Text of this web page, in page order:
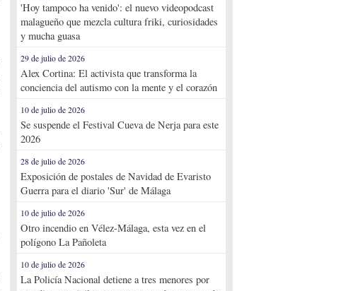
'Hoy tampoco ha venido': el nuevo videopodcast
malagueño que mezcla cultura friki, curiosidades
y mucha guasa
29 de julio de 2026
Alex Cortina: El activista que transforma la
conciencia del autismo con la mente y el corazón
10 de julio de 2026
Se suspende el Festival Cueva de Nerja para este
2026
28 de julio de 2026
Exposición de postales de Navidad de Evaristo
Guerra para el diario 'Sur' de Málaga
10 de julio de 2026
Otro incendio en Vélez-Málaga, esta vez en el
polígono La Pañoleta
10 de julio de 2026
La Policía Nacional detiene a tres menores por